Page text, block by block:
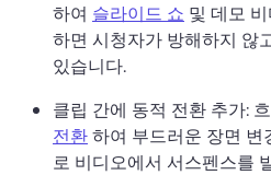
하여 슬라이드 쇼 및 데모
하면 시청자가 방해하지 않
있습니다.
전환 하여 부드러운 장면 변
로 비디오에서 서스펜스를